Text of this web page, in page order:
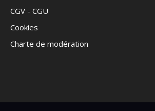
CGV - CGU
Cookies
Charte de modération